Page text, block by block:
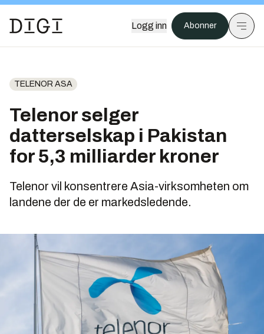
Logg inn Abonner
TELENOR ASA
Telenor selger
datterselskap i Pakistan
for 5,3 milliarder kroner
Telenor vil konsentrere Asia-virksomheten om
landene der de er markedsledende.